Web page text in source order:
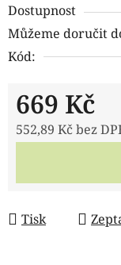
Dostupnost
Můžeme doručit
Kód:
669 Kč
552,89 Kč bez
Tisk